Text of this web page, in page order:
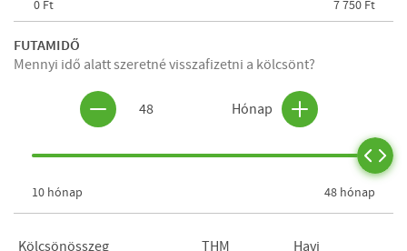
0 Ft 7 750 Ft
FUTAMIDŐ
Mennyi idő alatt szeretné visszafizetni a kölcsönt?
48 Hónap
10 hónap 48 hónap
Kölcsönösszeg THM
Havi